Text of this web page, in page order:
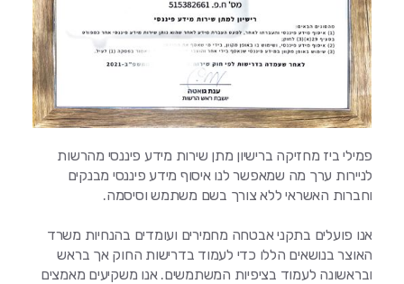
פמילי ביז מחזיקה ברישיון מתן שירות מידע פיננסי מהרשות
לניירות ערך מה שמאפשר לנו איסוף מידע פיננסי מבנקים
וחברות האשראי ללא צורך בשם משתמש וסיסמה.
אנו פועלים בתקני אבטחה מחמירים ועומדים בהנחיות משרד
האוצר בנושאים הללו כדי לעמוד בדרישות החוק אך בראש
ובראשונה לעמוד בציפיות המשתמשים. אנו משקיעים מאמצים